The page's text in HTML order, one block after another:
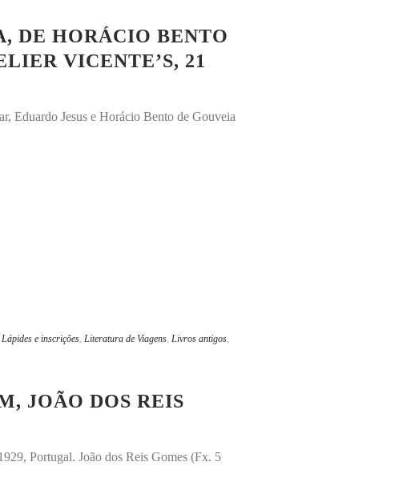
DE HORÁCIO BENTO
VICENTE’S, 21
Eduardo Jesus e Horácio Bento de Gouveia
Lápides e inscrições, Literatura de Viagens, Livros antigos,
JOÃO DOS REIS
Portugal. João dos Reis Gomes (Fx. 5